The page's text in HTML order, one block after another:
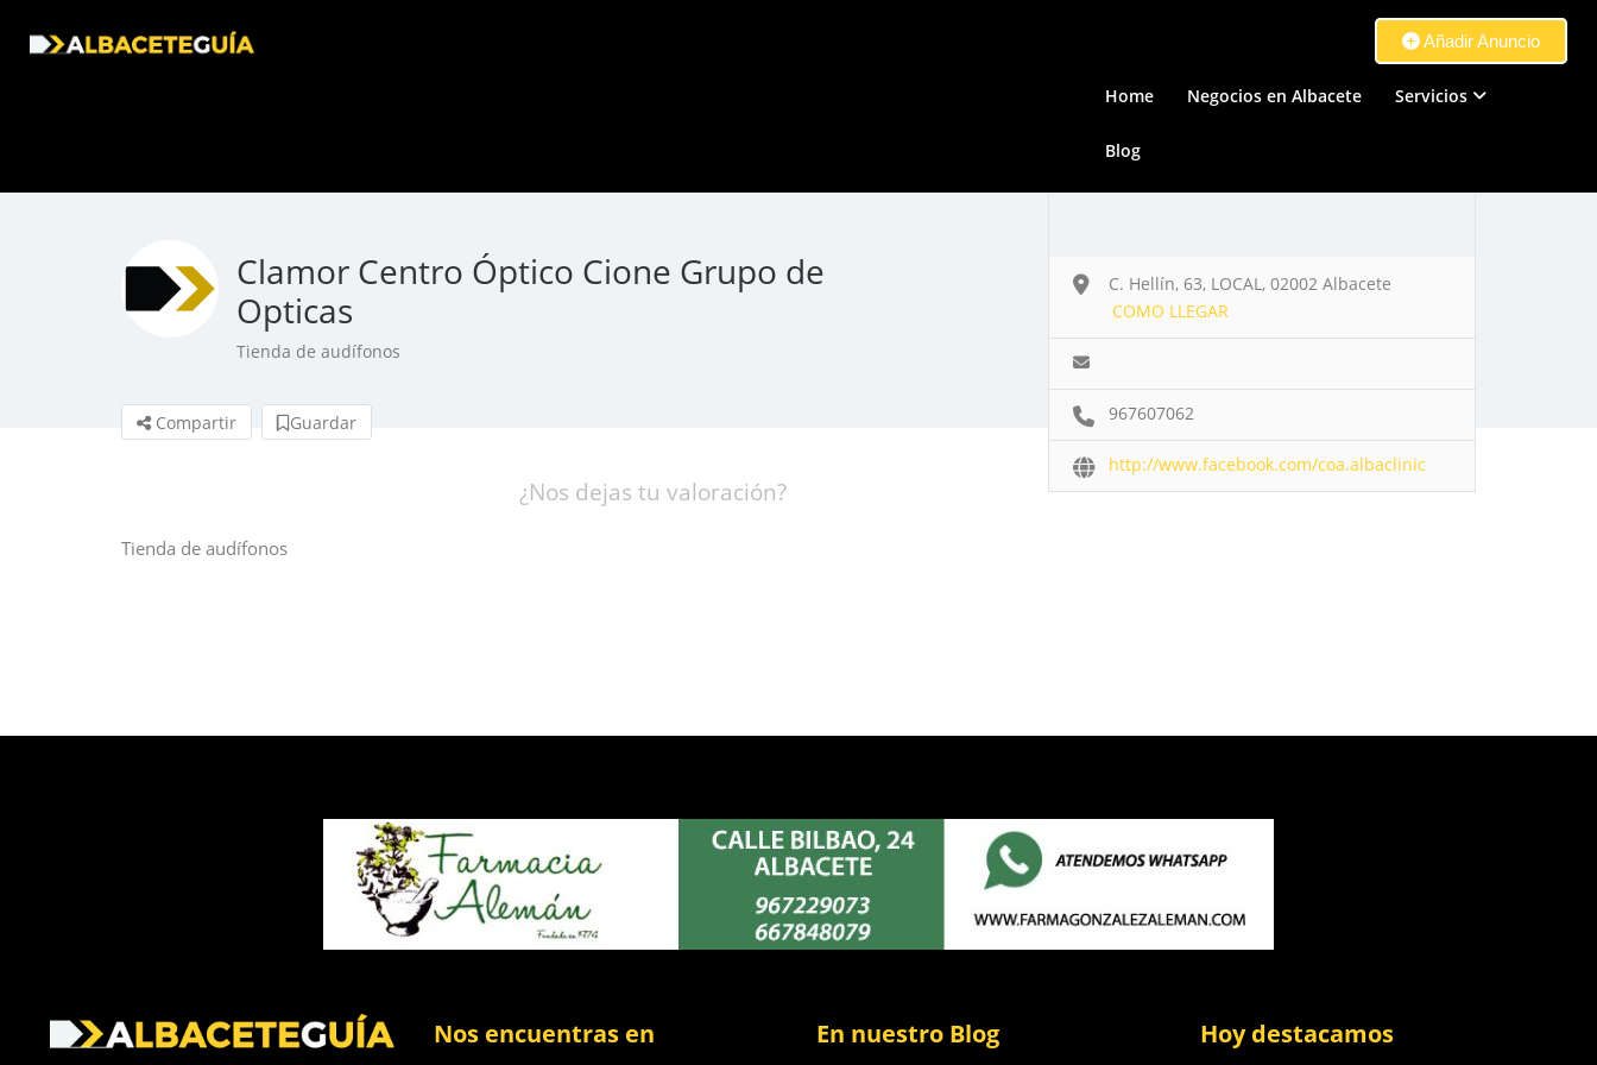
Añadir Anuncio
Home Negocios en Albacete Servicios
Blog
Clamor Centro Óptico Cione Grupo de
Opticas
Tienda de audífonos
Compartir Guardar
¿Nos dejas tu valoración?
Tienda de audífonos
C. Hellín, 63, LOCAL, 02002 Albacete
COMO LLEGAR
967607062
http://www.facebook.com/coa.albaclinic
Nos encuentras en En nuestro Blog Hoy destacamos